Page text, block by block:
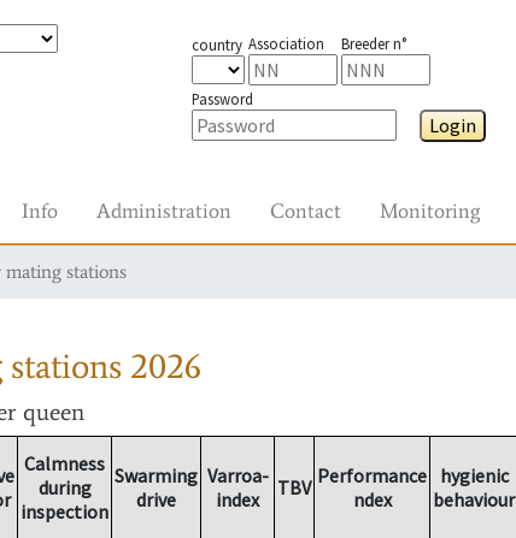
country Association Breeder n°
Password
Login
Info Administration Contact Monitoring
stations
2026
queen
Calmness
during
inspection
Swarming
drive
Varroa-
index
TBV Performance
ndex
hygienic
behaviour